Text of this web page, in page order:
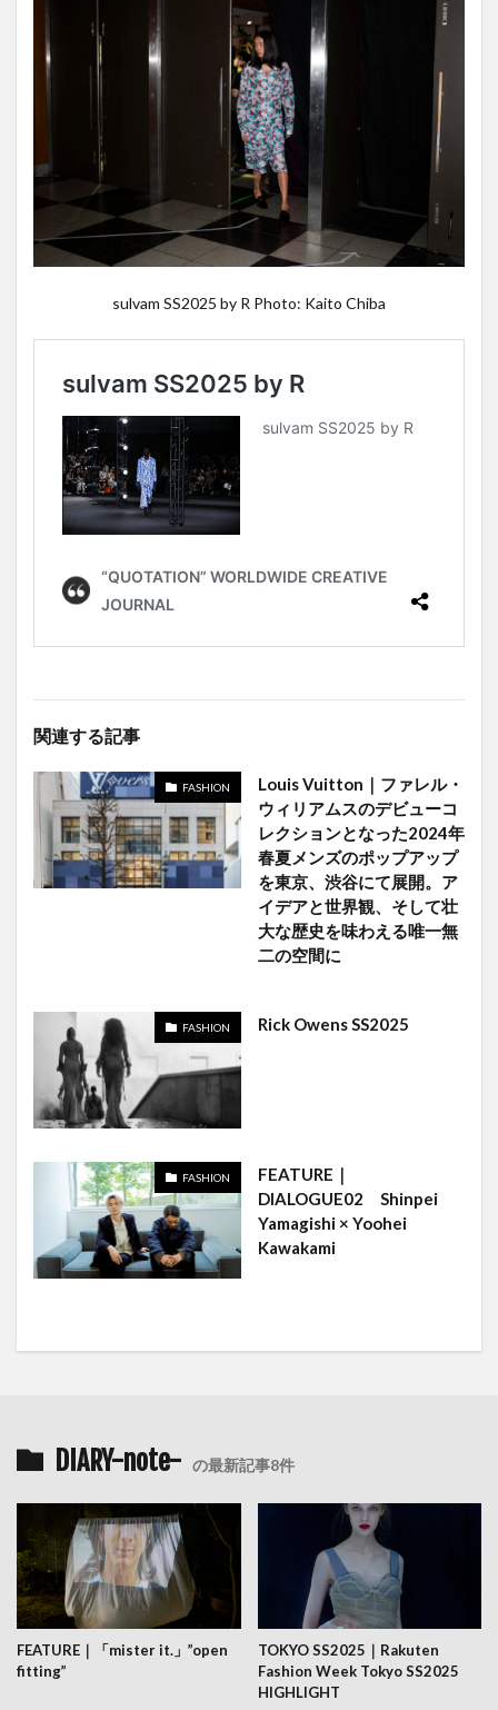
sulvam SS2025 by R Photo: Kaito Chiba
関連する記事
FASHION
Louis Vuitton｜ファレル・
ウィリアムスのデビューコ
レクションとなった2024年
春夏メンズのポップアップ
を東京、渋谷にて展開。ア
イデアと世界観、そして壮
大な歴史を味わえる唯一無
二の空間に
FASHION Rick Owens SS2025
FASHION
FEATURE｜
DIALOGUE02 Shinpei
Yamagishi × Yoohei
Kawakami
DIARY-note- の最新記事8件
FEATURE｜「mister it.」”open
fitting”
TOKYO SS2025｜Rakuten
Fashion Week Tokyo SS2025
HIGHLIGHT